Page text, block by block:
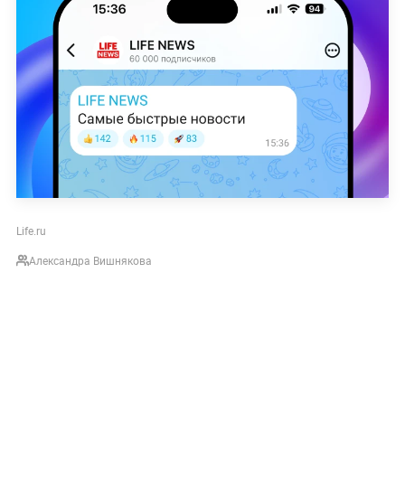
Life.ru
Александра Вишнякова